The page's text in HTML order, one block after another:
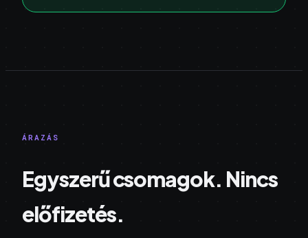
ÁRAZÁS
Egyszerű csomagok. Nincs
előfizetés.